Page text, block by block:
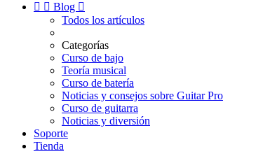
  Blog 
Todos los artículos
Categorías
Curso de bajo
Teoría musical
Curso de batería
Noticias y consejos sobre Guitar Pro
Curso de guitarra
Noticias y diversión
Soporte
Tienda